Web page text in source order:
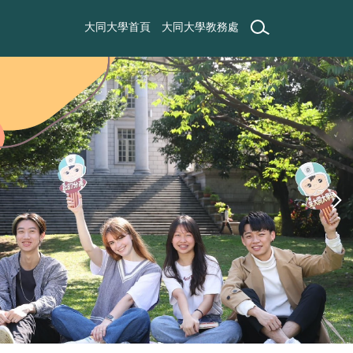
大同大學首頁 大同大學教務處